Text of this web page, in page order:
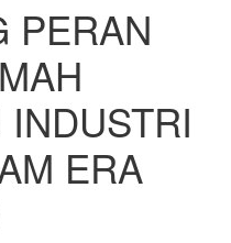
PERAN
ERA